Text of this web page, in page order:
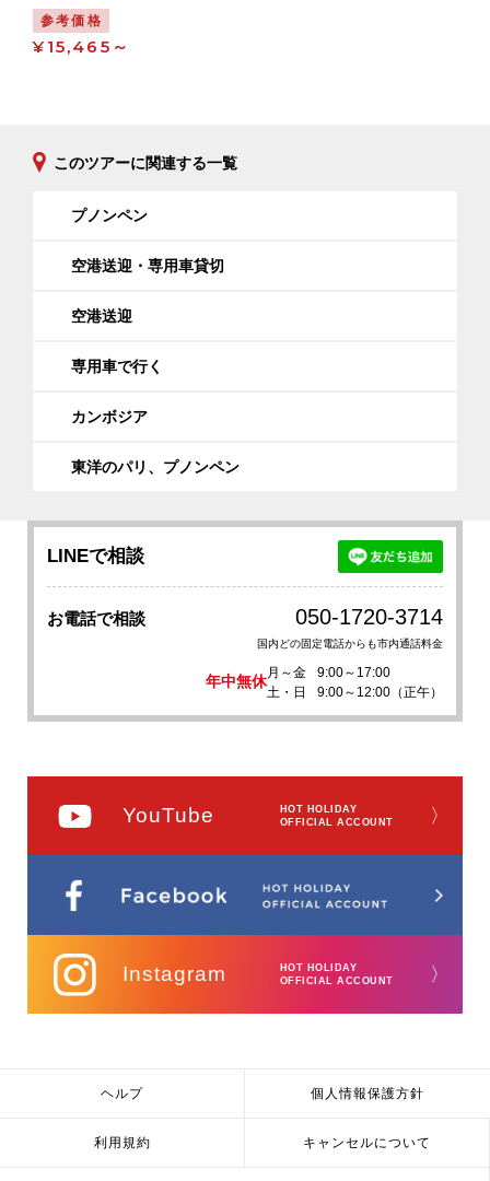
参考価格
¥15,465～
このツアーに関連する一覧
プノンペン
空港送迎・専用車貸切
空港送迎
専用車で行く
カンボジア
東洋のパリ、プノンペン
LINEで相談
お電話で相談 050-1720-3714
国内どの固定電話からも市内通話料金
年中無休
月～金
9:00～17:00
土・日
9:00～12:00（正午）
YouTube
HOT HOLIDAY
OFFICIAL ACCOUNT
〉
Instagram
HOT HOLIDAY
OFFICIAL ACCOUNT
〉
ヘルプ 個人情報保護方針
利用規約 キャンセルについて